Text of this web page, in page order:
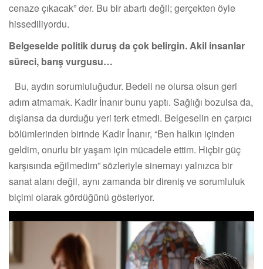
cenaze çıkacak” der. Bu bir abartı değil; gerçekten öyle
hissediliyordu.
Belgeselde politik duruş da çok belirgin. Akil insanlar
süreci, barış vurgusu…
Bu, aydın sorumluluğudur. Bedeli ne olursa olsun geri
adım atmamak. Kadir İnanır bunu yaptı. Sağlığı bozulsa da,
dışlansa da durduğu yeri terk etmedi. Belgeselin en çarpıcı
bölümlerinden birinde Kadir İnanır, “Ben halkın içinden
geldim, onurlu bir yaşam için mücadele ettim. Hiçbir güç
karşısında eğilmedim” sözleriyle sinemayı yalnızca bir
sanat alanı değil, aynı zamanda bir direniş ve sorumluluk
biçimi olarak gördüğünü gösteriyor.